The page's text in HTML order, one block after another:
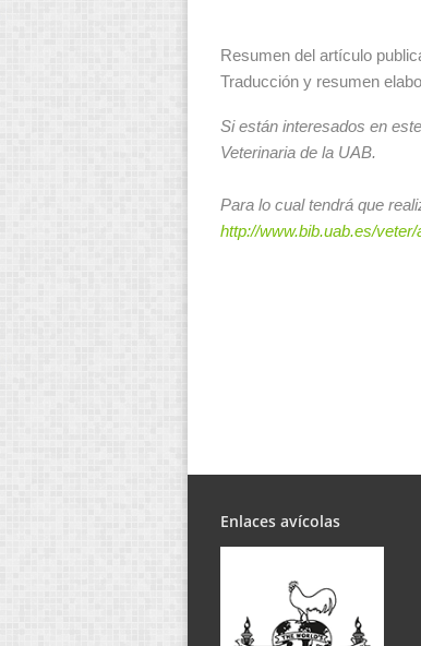
Resumen del artículo
Traducción y resumen
Si están interesados en
Veterinaria de la UAB.
Para lo cual tendrá que
http://www.bib.uab.es/
Enlaces avícolas